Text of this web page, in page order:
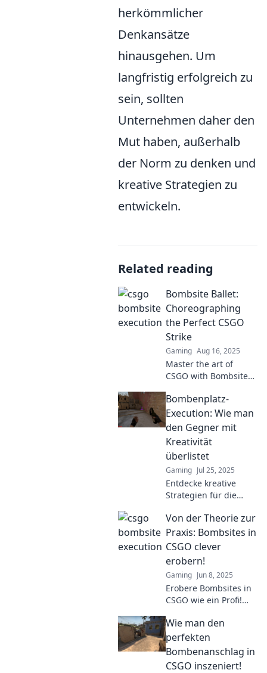
herkömmlicher
Denkansätze
hinausgehen. Um
langfristig erfolgreich zu
sein, sollten
Unternehmen daher den
Mut haben, außerhalb
der Norm zu denken und
kreative Strategien zu
entwickeln.
Related reading
Bombsite Ballet:
Choreographing
the Perfect CSGO
Strike
Gaming Aug 16, 2025
Master the art of
CSGO with Bombsite
strategies for a
flawless strike and
elevate your gameplay
to the next level.
Bombenplatz-
Execution: Wie man
den Gegner mit
Kreativität
überlistet
Gaming Jul 25, 2025
Entdecke kreative
Strategien für die
Execution und
überliste deine
Gegner im Spiel!
warten auf dich!
Von der Theorie zur
Praxis: Bombsites in
CSGO clever
erobern!
Gaming Jun 8, 2025
Erobere Bombsites in
CSGO wie ein Profi!
Strategien und Tipps
von der Theorie zur
Praxis für siegreiche
Wie man den
perfekten
Bombenanschlag in
CSGO inszeniert!